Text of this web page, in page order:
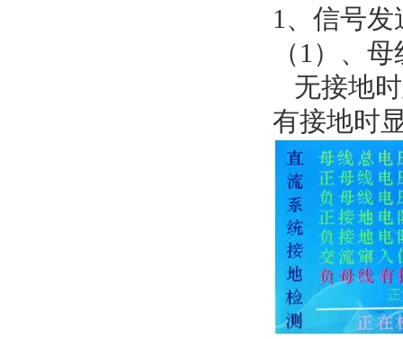
1、信号发
（1）、
无接地
有接地时